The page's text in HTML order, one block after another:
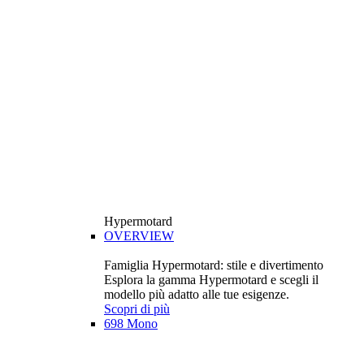
Hypermotard
OVERVIEW
Famiglia Hypermotard: stile e divertimento
Esplora la gamma Hypermotard e scegli il
modello più adatto alle tue esigenze.
Scopri di più
698 Mono